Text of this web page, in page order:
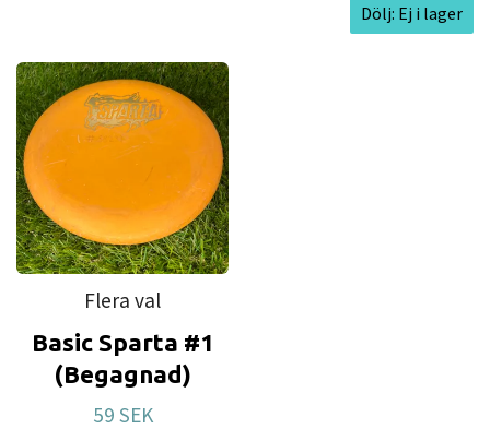
Dölj: Ej i lager
Flera val
Basic Sparta #1
(Begagnad)
59 SEK